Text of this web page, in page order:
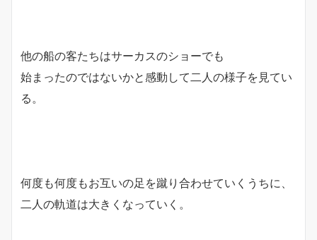
他の船の客たちはサーカスのショーでも
始まったのではないかと感動して二人の様子を見てい
る。
何度も何度もお互いの足を蹴り合わせていくうちに、
二人の軌道は大きくなっていく。